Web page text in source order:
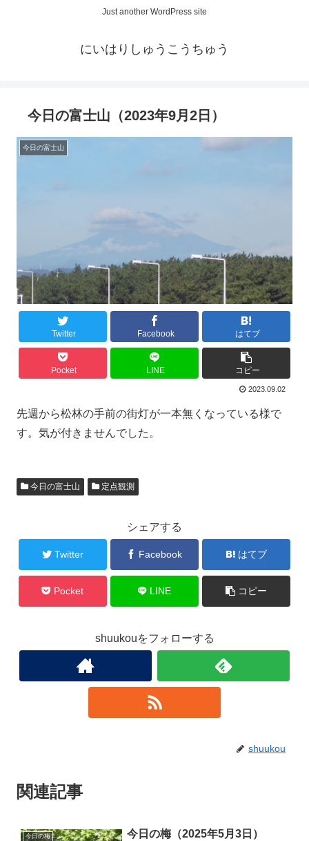
Just another WordPress site
にいはりしゅうこうちゅう
今日の富士山（2023年9月2日）
今日の富士山
Twitter Facebook はてブ
Pocket LINE コピー
2023.09.02
先週から松林の手前の街灯が一本無くなっている様で
す。気が付きませんでした。
今日の富士山 定点観測
シェアする
Twitter Facebook はてブ
Pocket LINE コピー
shuukouをフォローする
shuukou
関連記事
今日の梅 今日の梅（2025年5月3日）